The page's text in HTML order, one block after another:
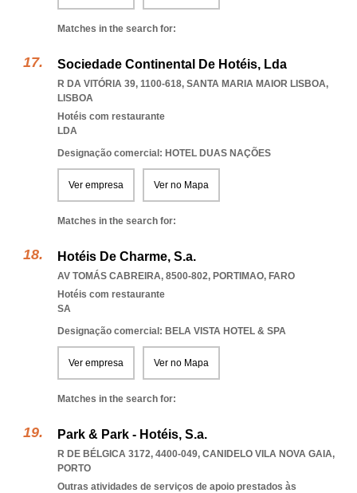
Matches in the search for:
Sociedade Continental De Hotéis, Lda
R DA VITÓRIA 39, 1100-618, SANTA MARIA MAIOR LISBOA,
LISBOA
Hotéis com restaurante
LDA
Designação comercial: HOTEL DUAS NAÇÕES
Ver empresa Ver no Mapa
Matches in the search for:
Hotéis De Charme, S.a.
AV TOMÁS CABREIRA, 8500-802, PORTIMAO, FARO
Hotéis com restaurante
SA
Designação comercial: BELA VISTA HOTEL & SPA
Ver empresa Ver no Mapa
Matches in the search for:
Park & Park - Hotéis, S.a.
R DE BÉLGICA 3172, 4400-049, CANIDELO VILA NOVA GAIA,
PORTO
Outras atividades de serviços de apoio prestados às